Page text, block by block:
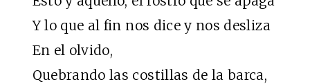
Y lo que al fin nos dice y nos desliza
En el olvido,
Quebrando las costillas de la barca,